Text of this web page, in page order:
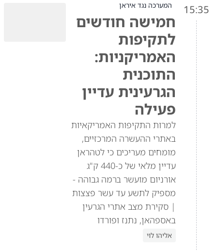
15:35 המערכה נגד איראן
חמישה חודשים
לתקיפות
האמריקניות:
התוכנית
הגרעינית עדיין
פעילה
למרות התקיפות האמריקאיות
באתרי ההעשרה המרכזיים,
מומחים מעריכים כי לטהראן
עדיין מלאי של כ-440 ק"ג
אורניום מועשר ברמה גבוהה -
מספיק לתשע עד עשר פצצות
| סקירת מצב אתרי הגרעין
באספהאן, נתנז ופורדו
אליהו לוי